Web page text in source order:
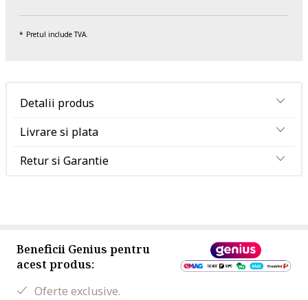
Pretul include TVA.
Detalii produs
Livrare si plata
Retur si Garantie
Beneficii Genius pentru
acest produs:
Oferte exclusive.